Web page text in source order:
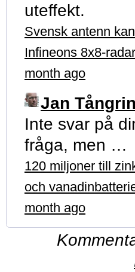
uteffekt.
Svensk antenn
Infineons 8x8-radar
month ago
Jan
Inte svar på
fråga, men …
120 miljoner till
och
month ago